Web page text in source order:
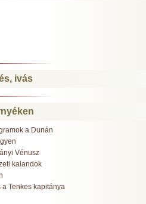
ivás
a Dunán
Vénusz
kalandok
Tenkes kapitánya